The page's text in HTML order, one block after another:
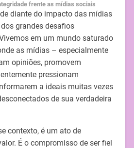
frente as mídias sociais
diante do impacto das mídias
grandes desafios
em um mundo saturado
as mídias – especialmente
opiniões, promovem
pressionam
a ideais muitas vezes
de sua verdadeira
contexto, é um ato de
É o compromisso de ser fiel